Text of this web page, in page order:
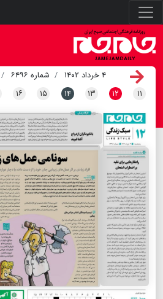
۴ خرداد ۱۴۰۲ شماره ۶۴۹۶
۱۱ ۱۲ ۱۳ ۱۴ ۱۵ ۱۶